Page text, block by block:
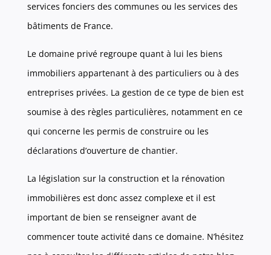
services fonciers des communes ou les services des
bâtiments de France.
Le domaine privé regroupe quant à lui les biens
immobiliers appartenant à des particuliers ou à des
entreprises privées. La gestion de ce type de bien est
soumise à des règles particulières, notamment en ce
qui concerne les permis de construire ou les
déclarations d’ouverture de chantier.
La législation sur la construction et la rénovation
immobilières est donc assez complexe et il est
important de bien se renseigner avant de
commencer toute activité dans ce domaine. N’hésitez